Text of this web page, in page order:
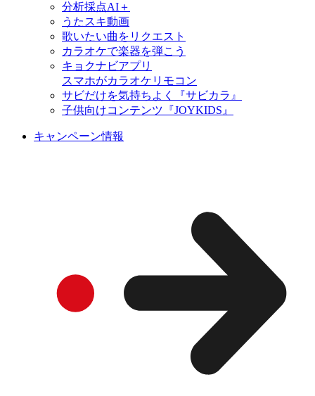
分析採点AI＋
うたスキ動画
歌いたい曲をリクエスト
カラオケで楽器を弾こう
キョクナビアプリ
スマホがカラオケリモコン
サビだけを気持ちよく『サビカラ』
子供向けコンテンツ『JOYKIDS』
キャンペーン情報